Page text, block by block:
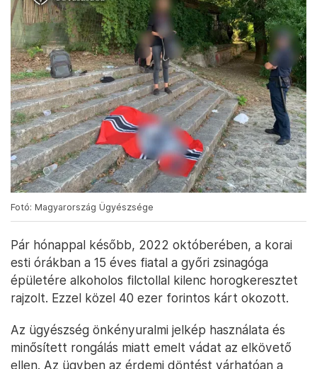
Fotó: Magyarország Ügyészsége
Pár hónappal később, 2022 októberében, a korai
esti órákban a 15 éves fiatal a győri zsinagóga
épületére alkoholos filctollal kilenc horogkeresztet
rajzolt. Ezzel közel 40 ezer forintos kárt okozott.
Az ügyészség önkényuralmi jelkép használata és
minősített rongálás miatt emelt vádat az elkövető
ellen. Az ügyben az érdemi döntést várhatóan a